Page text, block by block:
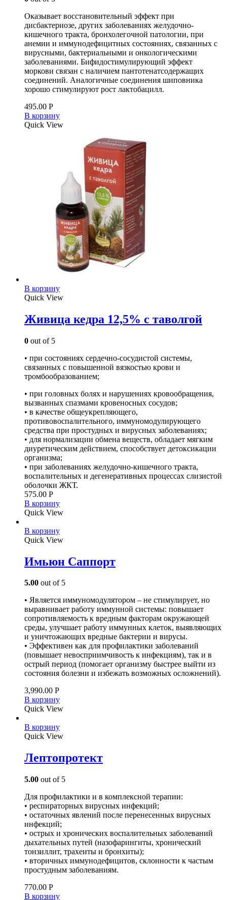
Оказывает восстановительный эффект при
дисбактериозе, других заболеваниях желудочно-
кишечного тракта, бронхолегочной патологии, при
анемии и иммунодефицитных состояниях, связанных с
вирусными, бактериальными и онкологическими
заболеваниями. Бифидостимулирующий эффект
моркови связан с наличием пантотенатсодержащих
соединений. Аналогичные соединения шиповника
хорошо стимулируют рост лактобацилл.
495.00 Р
В корзину
Quick View
В корзину
Quick View
Живица кедра 12,5% с таволгой
0 out of 5
• при состояниях сердечно-сосудистой системы,
связанных с повышенной вязкостью крови и
тромбообразованием;
• при головных болях и нарушениях кровообращения,
вызванных спазмами кровеносных сосудов;
• в качестве общеукрепляющего,
противовоспалительного, иммуномодулирующего
средства при простудных и вирусных заболеваниях;
• для нормализации обмена веществ, обладает мягким
диуретическим действием, способствует детоксикации
организма;
• при заболеваниях желудочно-кишечного тракта,
воспалительных и дегенеративных процессах слизистой
оболочки ЖКТ.
575.00 Р
В корзину
Quick View
В корзину
Quick View
Имьюн Саппорт
5.00 out of 5
• Является иммуномодулятором – не стимулирует, но
выравнивает работу иммунной системы: повышает
сопротивляемость к вредным факторам окружающей
среды, улучшает работу иммунных клеток, выявляющих
и уничтожающих вредные бактерии и вирусы.
• Эффективен как для профилактики заболеваний
(повышает невосприимчивость к инфекциям), так и в
острый период (помогает организму быстрее выйти из
состояния болезни и избежать возможных осложнений).
3,990.00 Р
В корзину
Quick View
В корзину
Quick View
Лептопротект
5.00 out of 5
Для профилактики и в комплексной терапии:
• респираторных вирусных инфекций;
• остаточных явлений после перенесенных вирусных
инфекций;
• острых и хронических воспалительных заболеваний
дыхательных путей (назофарингиты, хронический
тонзиллит, трахеиты и бронхиты);
• вторичных иммунодефицитов, склонности к частым
простудным заболеваниям.
770.00 Р
В корзину